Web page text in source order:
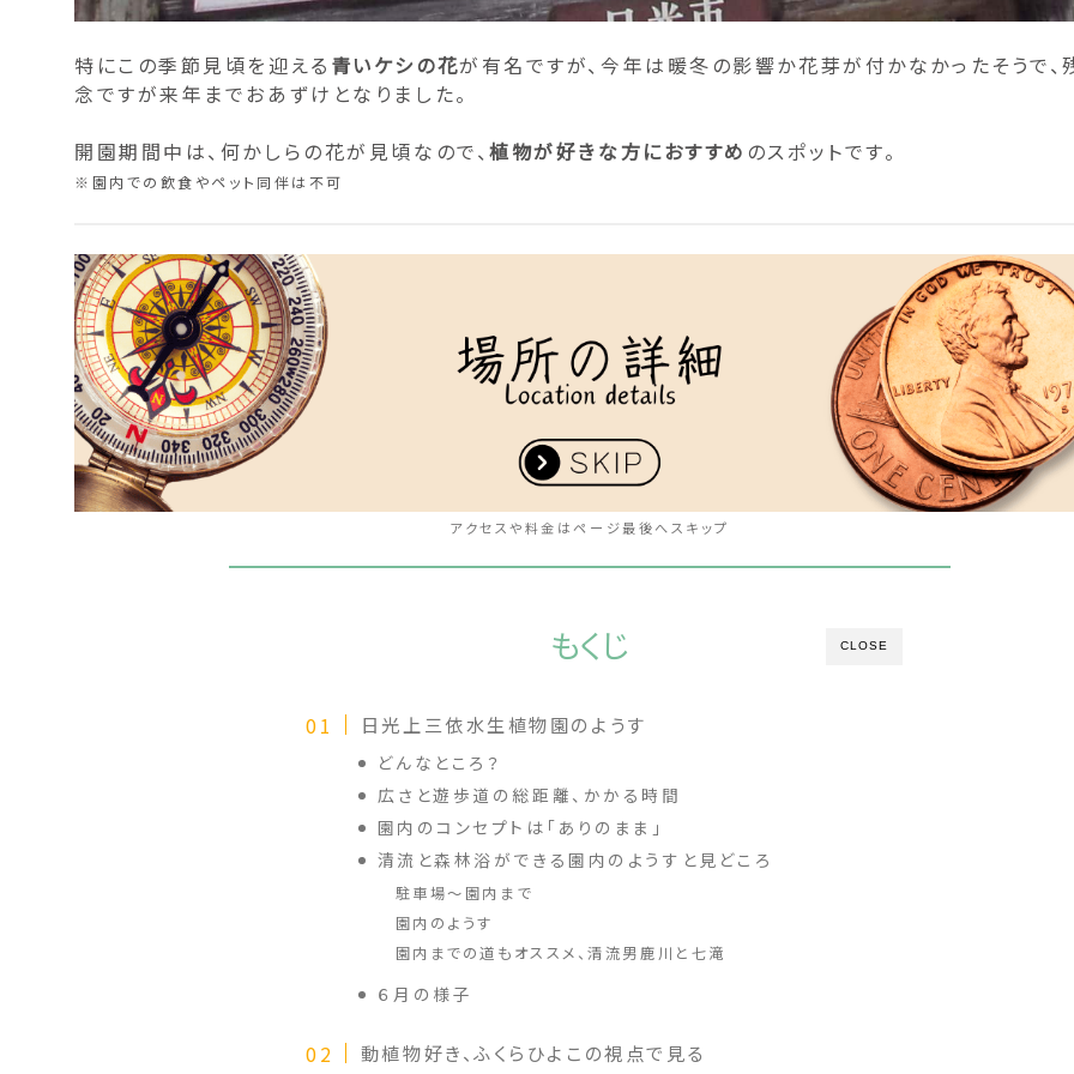
特にこの季節見頃を迎える 青いケシの花が有名ですが、今年は暖冬の影響か花芽が付かなかったそうで、
念ですが来年までおあずけとなりました。
開園期間中は、何かしらの花が見頃なので、植物が好きな方におすすめ のスポットです。
※園内での飲食やペット同伴は不可
アクセスや料金はページ最後へスキップ
CLOSE
もくじ
日光上三依水生植物園のようす
どんなところ？
広さと遊歩道の総距離、かかる時間
園内のコンセプトは「ありのまま」
清流と森林浴ができる園内のようすと見どころ
駐車場～園内まで
園内のようす
園内までの道もオススメ、清流男鹿川と七滝
６月の様子
動植物好き、ふくらひよこの視点で見る